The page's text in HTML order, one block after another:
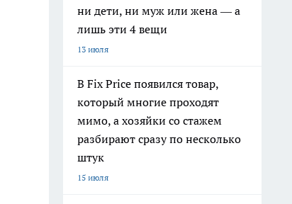
ни дети, ни муж или жена — а
лишь эти 4 вещи
13 июля
В Fix Price появился товар,
который многие проходят
мимо, а хозяйки со стажем
разбирают сразу по несколько
штук
15 июля